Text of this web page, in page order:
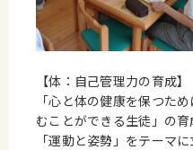
【体：自己管理力の育成】
「心と体の健康を保つた
むことができる生徒」の育
「運動と姿勢」をテーマ